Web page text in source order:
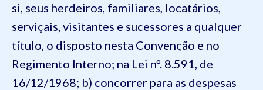
si, seus herdeiros, familiares, locatários,
serviçais, visitantes e sucessores a qualquer
título, o disposto nesta Convenção e no
Regimento Interno; na Lei nº. 8.591, de
16/12/1968; b) concorrer para as despesas